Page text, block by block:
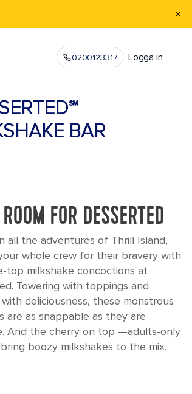
0200123317 Logga in
BAR
FOR DESSERTED
all the adventures of Thrill Island,
whole crew for their bravery with
top milkshake concoctions at
Towering with toppings and
deliciousness, these monstrous
are as snappable as they are
And the cherry on top —adults-only
boozy milkshakes to the mix.